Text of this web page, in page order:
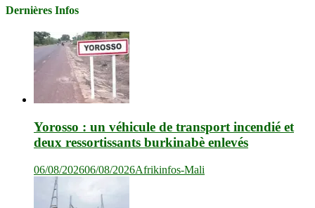
Dernières Infos
Yorosso : un véhicule de transport incendié et
deux ressortissants burkinabè enlevés
06/08/202606/08/2026Afrikinfos-Mali